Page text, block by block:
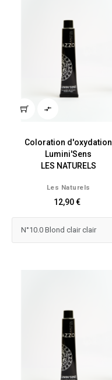

Coloration d'oxydation
Lumini'Sens
LES NATURELS
Les Naturels
12,90 €